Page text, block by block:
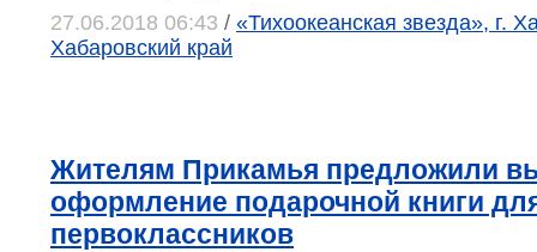
27.06.2018 06:43 / «Тихоокеанская звезда», г.
Хабаровский край
Жителям Прикамья предложили
оформление подарочной книги
первоклассников